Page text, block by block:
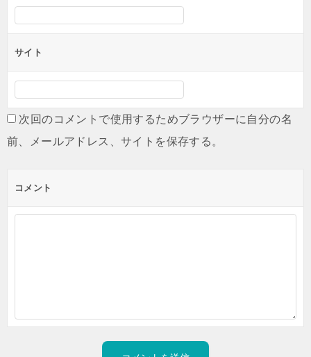
サイト
次回のコメントで使用するためブラウザーに自分の名
前、メールアドレス、サイトを保存する。
コメント